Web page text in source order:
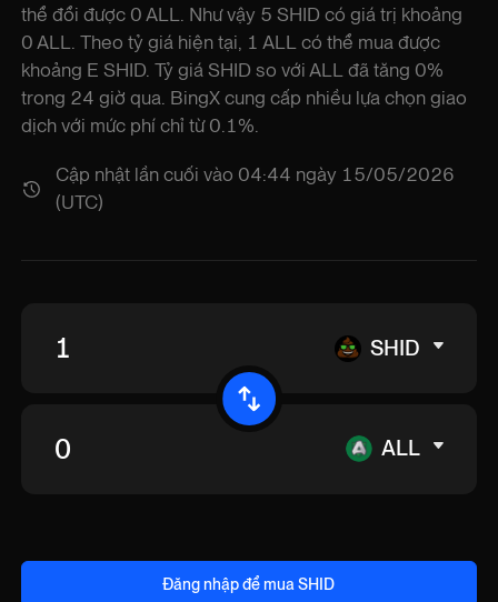
thể đổi được 0 ALL. Như vậy 5 SHID có giá trị khoảng
0 ALL. Theo tỷ giá hiện tại, 1 ALL có thể mua được
khoảng E SHID. Tỷ giá SHID so với ALL đã tăng 0%
trong 24 giờ qua. BingX cung cấp nhiều lựa chọn giao
dịch với mức phí chỉ từ 0.1%.
Cập nhật lần cuối vào 04:44 ngày 15/05/2026
(UTC)
SHID
ALL
Đăng nhập để mua SHID